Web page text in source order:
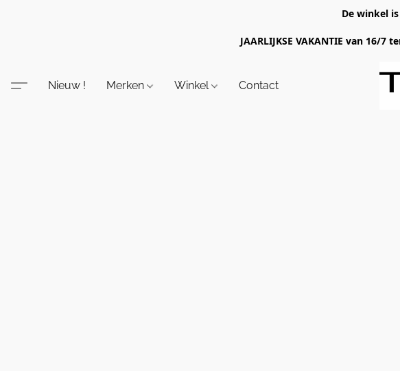
De winkel
JAARLIJKSE VAKANTIE van 16/7
Nieuw ! Merken Winkel Contact